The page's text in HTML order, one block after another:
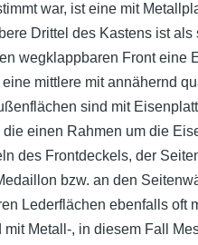
war, ist eine mit
Drittel des Kastens ist
wegklappbaren Front eine
mittlere mit annähernd
sind mit
einen Rahmen um die
des Frontdeckels, der
bzw. an den
Lederflächen ebenfalls oft
Metall-, in diesem Fall